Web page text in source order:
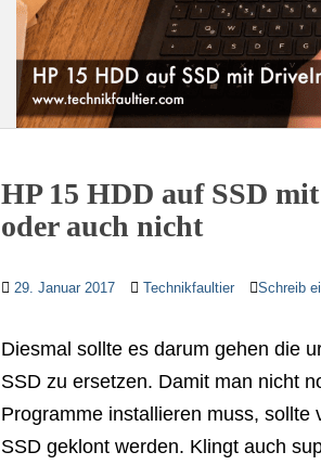
HP 15 HDD auf SSD
oder auch nicht
29. Januar 2017 Technikfaultier Schreib
Diesmal sollte es darum gehen die
SSD zu ersetzen. Damit man nicht
Programme installieren muss,
SSD geklont werden. Klingt auch